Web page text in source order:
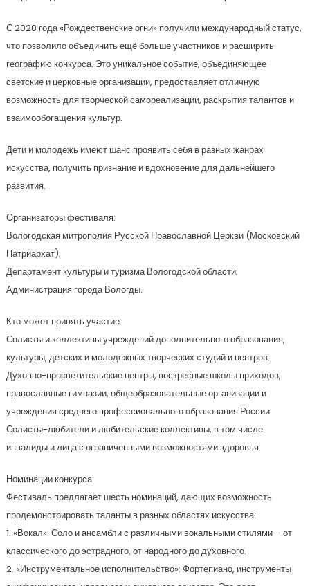
С 2020 года «Рождественские огни» получили международный статус,
что позволило объединить ещё больше участников и расширить
географию конкурса. Это уникальное событие, объединяющее
светские и церковные организации, предоставляет отличную
возможность для творческой самореализации, раскрытия талантов и
взаимообогащения культур.
Дети и молодежь имеют шанс проявить себя в разных жанрах
искусства, получить признание и вдохновение для дальнейшего
развития.
Организаторы фестиваля:
Вологодская митрополия Русской Православной Церкви (Московский
Патриархат);
Департамент культуры и туризма Вологодской области;
Администрация города Вологды.
Кто может принять участие:
Солисты и коллективы учреждений дополнительного образования,
культуры, детских и молодежных творческих студий и центров.
Духовно-просветительские центры, воскресные школы приходов,
православные гимназии, общеобразовательные организации и
учреждения среднего профессионального образования России.
Солисты-любители и любительские коллективы, в том числе
инвалиды и лица с ограниченными возможностями здоровья.
Номинации конкурса:
Фестиваль предлагает шесть номинаций, дающих возможность
продемонстрировать таланты в разных областях искусства:
1. «Вокал»: Соло и ансамбли с различными вокальными стилями – от
классического до эстрадного, от народного до духовного.
2. «Инструментальное исполнительство»: Фортепиано, инструменты